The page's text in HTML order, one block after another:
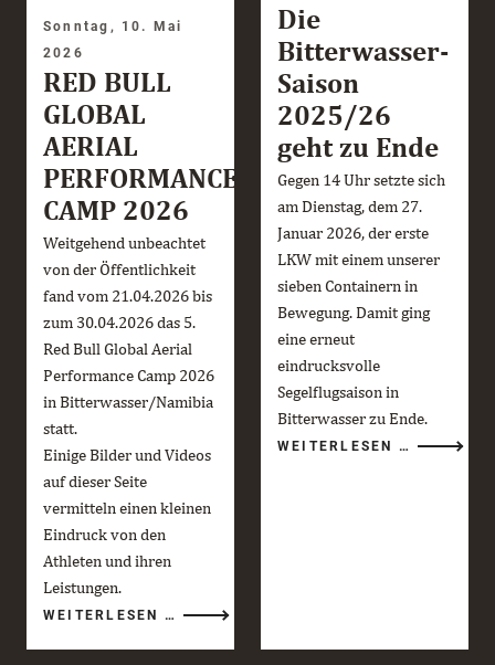
Sonntag, 10. Mai
2026
RED BULL
GLOBAL
AERIAL
PERFORMANCE
CAMP 2026
Weitgehend unbeachtet
von der Öffentlichkeit
fand vom 21.04.2026 bis
zum 30.04.2026 das 5.
Red Bull Global Aerial
Performance Camp 2026
in Bitterwasser/Namibia
statt.
Einige Bilder und Videos
auf dieser Seite
vermitteln einen kleinen
Eindruck von den
Athleten und ihren
Leistungen.
WEITERLESEN …
AERIAL
Die
Bitterwasser-
Saison
2025/26
geht zu Ende
Gegen 14 Uhr setzte sich
am Dienstag, dem 27.
Januar 2026, der erste
LKW mit einem unserer
sieben Containern in
Bewegung. Damit ging
eine erneut
eindrucksvolle
Segelflugsaison in
Bitterwasser zu Ende.
WEITERLESEN …